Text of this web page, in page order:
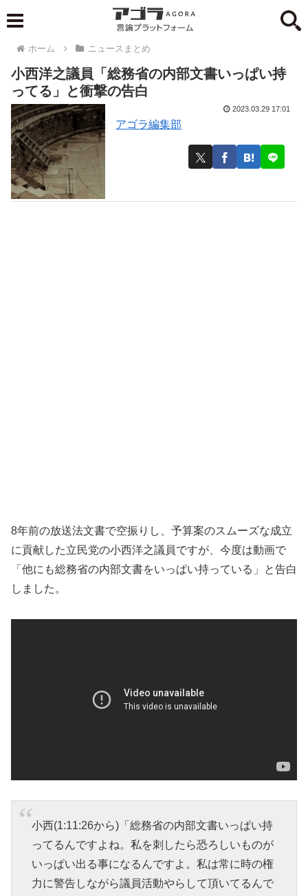
ホーム ニュースまとめ
小西洋之議員「総務省の内部文書いっぱい持
ってる」と衝撃の告白
アゴラ編集部
2023.03.29 17:01
8年前の放送法文書で空振りし、予算案のスムーズな成立
に貢献した立民党の小西洋之議員ですが、今度は動画で
「他にも総務省の内部文書をいっぱい持っている」と告白
しました。
小西(1:11:26から)「総務省の内部文書いっぱい持
ってるんですよね。私を刺したら恐ろしいものが
いっぱい出る事になるんですよ。私は常に時の権
力に警告しながら議員活動やらして頂いてるんで